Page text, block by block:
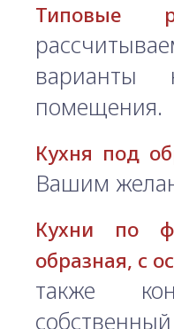
Типовые
помещения.
Кухня под
Вашим
Кухни по
образная, с
также